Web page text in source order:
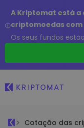
A Kriptomat está
criptomoedas com
Os seus fundos
Cotação das